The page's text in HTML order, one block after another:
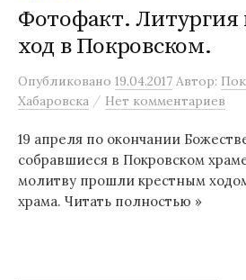
Фотофакт.
ход в Покровском.
Опубликовано 19.04.2017 Автор:
Хабаровска / Нет комментариев
19 апреля по окончании
собравшиеся в Покровском
молитву прошли крестным
храма. Читать полностью »